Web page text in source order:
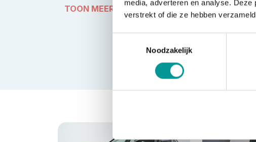
media, adverteren en analyse.
verstrekt of die ze hebben
Noodzakelijk
TOON MEER